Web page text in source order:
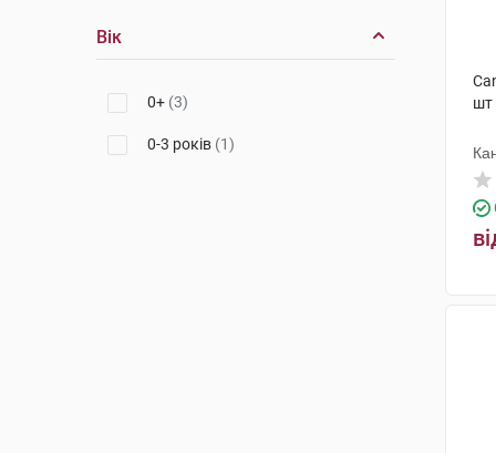
Вік
0+ (3)
0-3 років (1)
шт